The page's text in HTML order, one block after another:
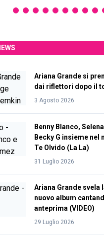
Ariana Grande si
dai riflettori dopo il
3 Agosto 2026
Benny Blanco,
Becky G insieme nel
Te Olvido (La La)
31 Luglio 2026
Ariana Grande svela
nuovo album
anteprima (VIDEO)
29 Luglio 2026